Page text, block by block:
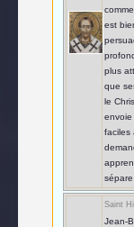
est
plus
que
le
envoie
faciles
sépare
Saint
Jean-